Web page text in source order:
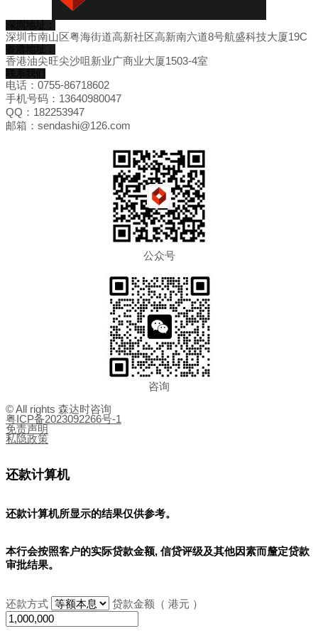
深圳市南山区粤海街道高新社区高新南六道8号航盛科技大厦19C
香港油尖旺尖沙咀新业广商业大厦1503-4室
电话：0755-86718602
手机号码：13640980047
QQ：182253947
邮箱：sendashi@126.com
公众号
咨询
© All rights 森达时咨询
粤ICP备2023092266号-1
免责声明
私隐政策
还款计算机
还款计算机所显示的结果仅供参考。
本行会按照客户的实际贷款金额, 信贷评级及其他因素而釐定贷款
审批结果。
还款方式 贷款金额（ 港元 ）